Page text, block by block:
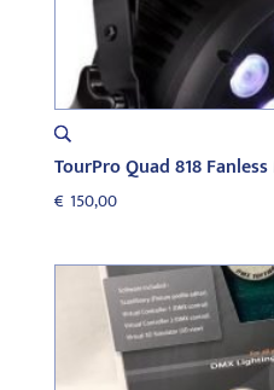
TourPro Quad 818
€ 150,00